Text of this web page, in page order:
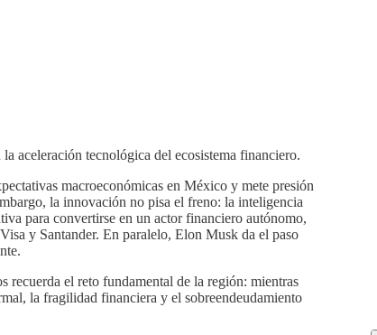
aceleración tecnológica del ecosistema financiero.
macroeconómicas en México y mete presión
la innovación no pisa el freno: la inteligencia
para convertirse en un actor financiero autónomo,
y Santander. En paralelo, Elon Musk da el paso
recuerda el reto fundamental de la región: mientras
la fragilidad financiera y el sobreendeudamiento